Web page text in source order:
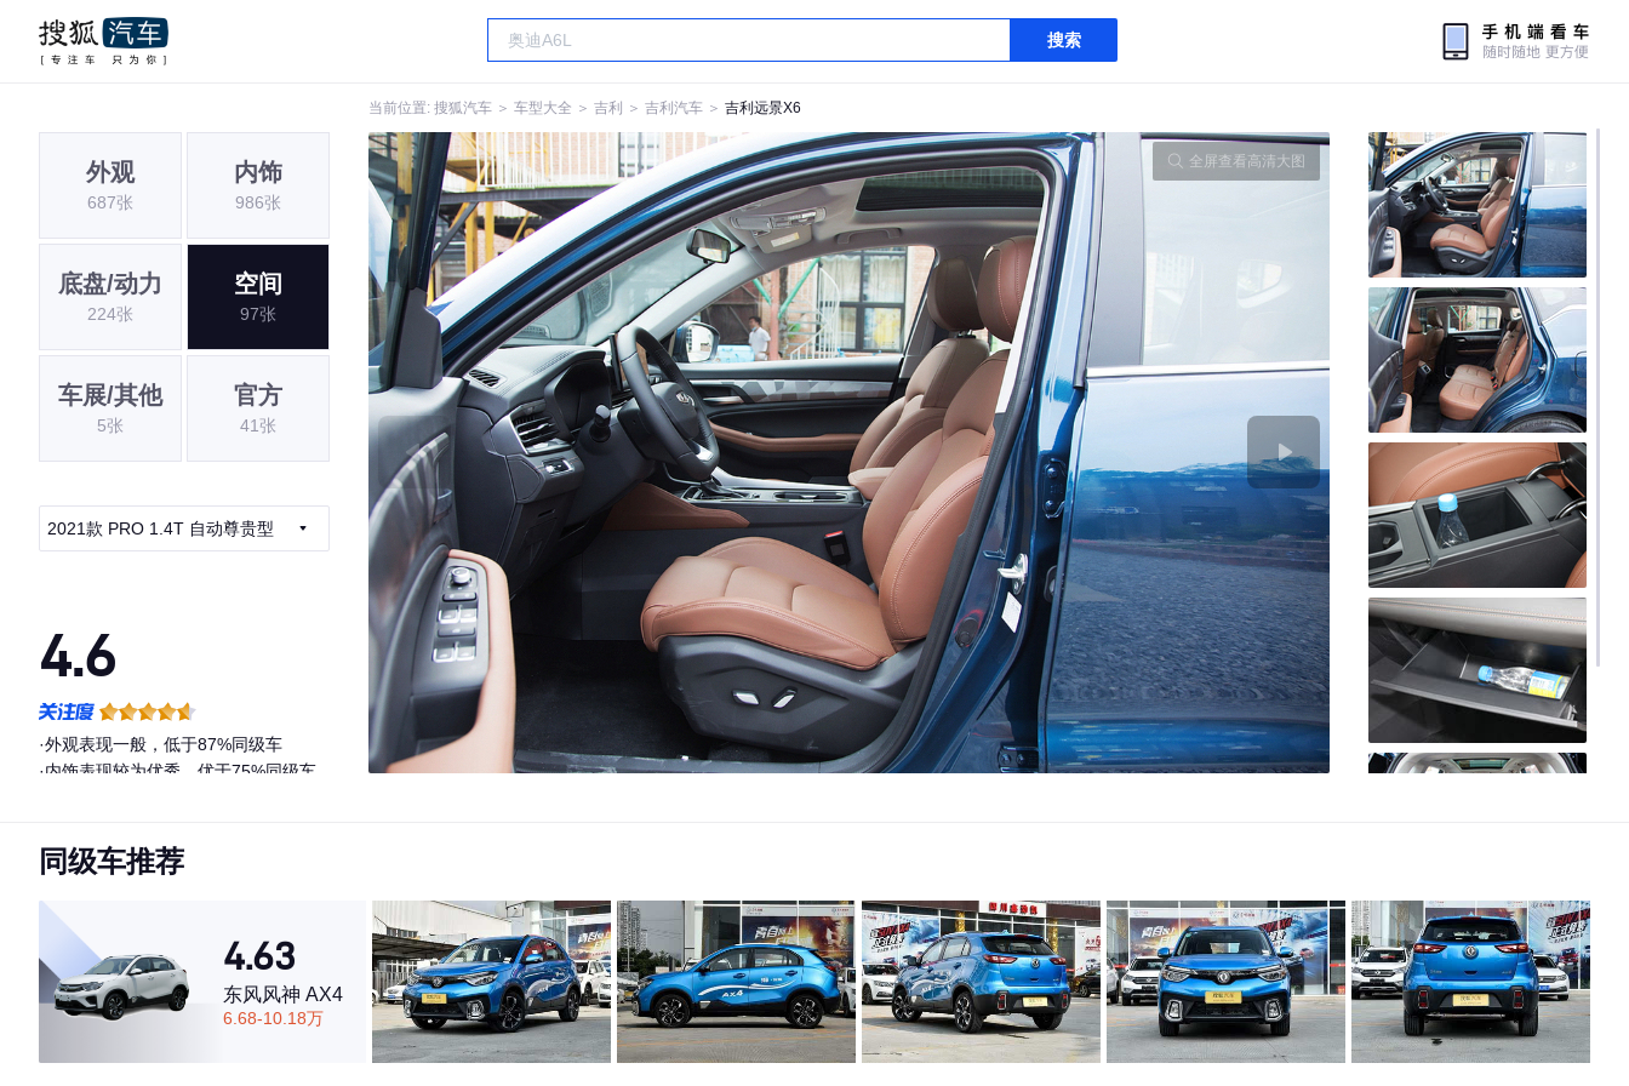
搜索
当前位置: 搜狐汽车 ＞ 车型大全 ＞ 吉利 ＞ 吉利汽车 ＞ 吉利远景X6
外观
687张
内饰
986张
底盘/动力
224张
空间
97张
车展/其他
5张
官方
41张
2021款 PRO 1.4T 自动尊贵型
4.6
·外观表现一般，低于87%同级车
·内饰表现较为优秀，优于75%同级车
全屏查看高清大图
同级车推荐
4.63
东风风神 AX4
6.68-10.18万